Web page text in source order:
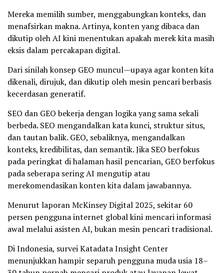
Mereka memilih sumber, menggabungkan konteks, dan
menafsirkan makna. Artinya, konten yang dibaca dan
dikutip oleh AI kini menentukan apakah merek kita masih
eksis dalam percakapan digital.
Dari sinilah konsep GEO muncul—upaya agar konten kita
dikenali, dirujuk, dan dikutip oleh mesin pencari berbasis
kecerdasan generatif.
SEO dan GEO bekerja dengan logika yang sama sekali
berbeda. SEO mengandalkan kata kunci, struktur situs,
dan tautan balik. GEO, sebaliknya, mengandalkan
konteks, kredibilitas, dan semantik. Jika SEO berfokus
pada peringkat di halaman hasil pencarian, GEO berfokus
pada seberapa sering AI mengutip atau
merekomendasikan konten kita dalam jawabannya.
Menurut laporan McKinsey Digital 2025, sekitar 60
persen pengguna internet global kini mencari informasi
awal melalui asisten AI, bukan mesin pencari tradisional.
Di Indonesia, survei Katadata Insight Center
menunjukkan hampir separuh pengguna muda usia 18–